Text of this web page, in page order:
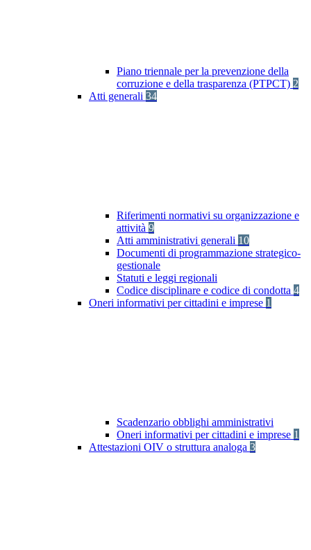
Piano triennale per la prevenzione della
corruzione e della trasparenza (PTPCT) 2
Atti generali 34
Riferimenti normativi su organizzazione e
attività 9
Atti amministrativi generali 10
Documenti di programmazione strategico-
gestionale
Statuti e leggi regionali
Codice disciplinare e codice di condotta 4
Oneri informativi per cittadini e imprese 1
Scadenzario obblighi amministrativi
Oneri informativi per cittadini e imprese 1
Attestazioni OIV o struttura analoga 3